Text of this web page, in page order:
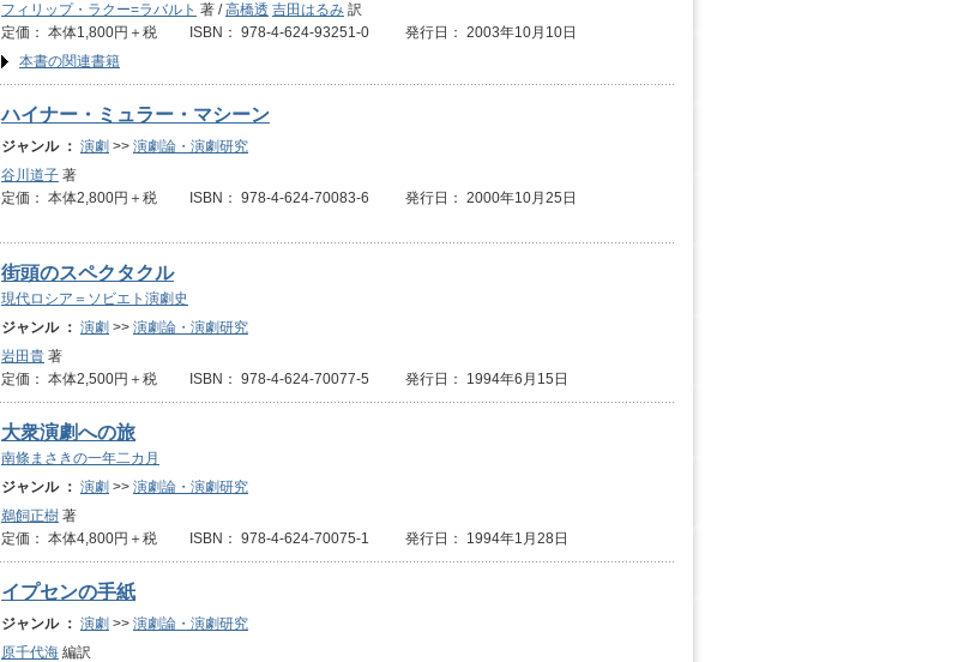
フィリップ・ラクー=ラバルト 著 /高橋透 吉田はるみ 訳
定価： 本体1,800円＋税 ISBN： 978-4-624-93251-0 発行日： 2003年10月10日
本書の関連書籍
ハイナー・ミュラー・マシーン
ジャンル ： 演劇 >> 演劇論・演劇研究
谷川道子 著
定価： 本体2,800円＋税 ISBN： 978-4-624-70083-6 発行日： 2000年10月25日
街頭のスペクタクル
現代ロシア＝ソビエト演劇史
ジャンル ： 演劇 >> 演劇論・演劇研究
岩田貴 著
定価： 本体2,500円＋税 ISBN： 978-4-624-70077-5 発行日： 1994年6月15日
大衆演劇への旅
南條まさきの一年二カ月
ジャンル ： 演劇 >> 演劇論・演劇研究
鵜飼正樹 著
定価： 本体4,800円＋税 ISBN： 978-4-624-70075-1 発行日： 1994年1月28日
イプセンの手紙
ジャンル ： 演劇 >> 演劇論・演劇研究
原千代海 編訳